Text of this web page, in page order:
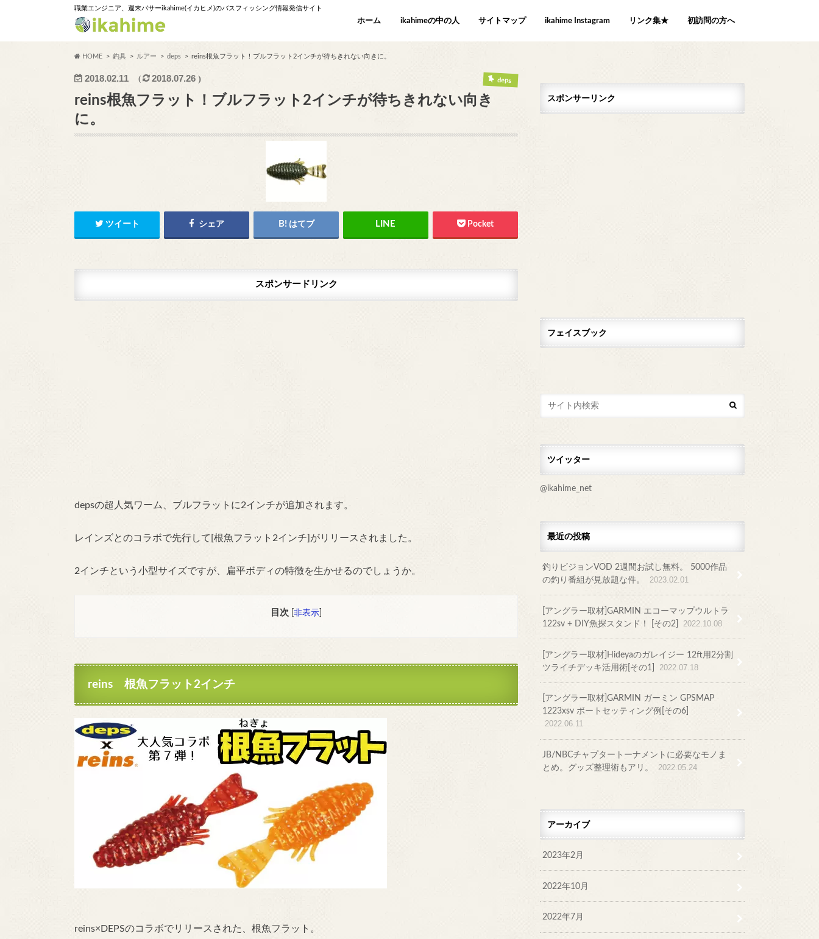
職業エンジニア、週末バサーikahime(イカヒメ)のバスフィッシング情報発信サイト
ホーム ikahimeの中の人 サイトマップ ikahime Instagram リンク集★ 初訪問の方へ
HOME 釣具 ルアー deps reins根魚フラット！ブルフラット2インチが待ちきれない向きに。
2018.02.11 2018.07.26 deps
reins根魚フラット！ブルフラット2インチが待ちきれない向き
に。
ツイート シェア はてブ Pocket
スポンサードリンク
depsの超人気ワーム、ブルフラットに2インチが追加されます。
レインズとのコラボで先行して[根魚フラット2インチ]がリリースされました。
2インチという小型サイズですが、扁平ボディの特徴を生かせるのでしょうか。
目次 非表示
reins 根魚フラット2インチ
reins×DEPSのコラボでリリースされた、根魚フラット。
スポンサーリンク
フェイスブック
ツイッター
@ikahime_net
最近の投稿
釣りビジョンVOD 2週間お試し無料。 5000作品
の釣り番組が見放題な件。
2023.02.01
[アングラー取材]GARMIN エコーマップウルトラ
122sv + DIY魚探スタンド！ [その2]
2022.10.08
[アングラー取材]Hideyaのガレイジー 12ft用2分割
ツライチデッキ活用術[その1]
2022.07.18
[アングラー取材]GARMIN ガーミン GPSMAP
1223xsv ボートセッティング例[その6]
2022.06.11
JB/NBCチャプタートーナメントに必要なモノま
とめ。グッズ整理術もアリ。
2022.05.24
アーカイブ
2023年2月
2022年10月
2022年7月